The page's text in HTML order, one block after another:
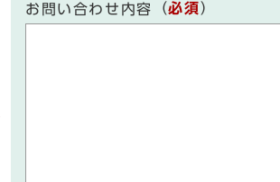
お問い合わせ内容 （必須）